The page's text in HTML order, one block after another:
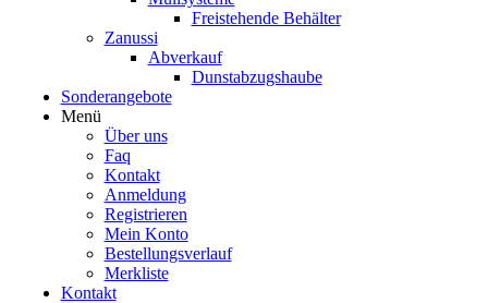
Freistehende Behälter
Zanussi
Abverkauf
Dunstabzugshaube
Sonderangebote
Menü
Über uns
Faq
Kontakt
Anmeldung
Registrieren
Mein Konto
Bestellungsverlauf
Merkliste
Kontakt